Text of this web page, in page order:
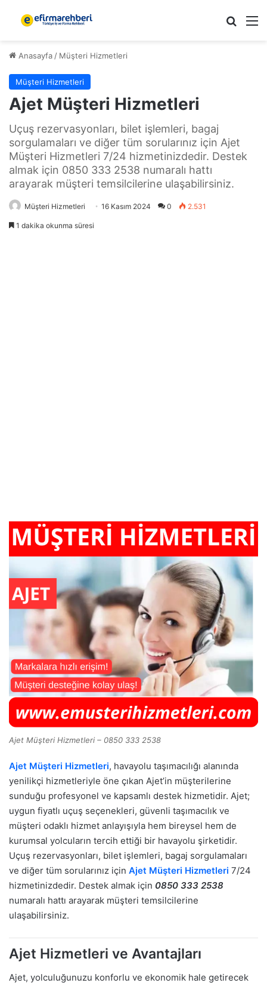
Anasayfa / Müşteri Hizmetleri
Müşteri Hizmetleri
Ajet Müşteri Hizmetleri
Uçuş rezervasyonları, bilet işlemleri, bagaj
sorgulamaları ve diğer tüm sorularınız için Ajet
Müşteri Hizmetleri 7/24 hizmetinizdedir. Destek
almak için 0850 333 2538 numaralı hattı
arayarak müşteri temsilcilerine ulaşabilirsiniz.
Müşteri Hizmetleri 16 Kasım 2024 0 2.531
1 dakika okunma süresi
Ajet Müşteri Hizmetleri – 0850 333 2538
Ajet Müşteri Hizmetleri, havayolu taşımacılığı alanında
yenilikçi hizmetleriyle öne çıkan Ajet’in müşterilerine
sunduğu profesyonel ve kapsamlı destek hizmetidir. Ajet;
uygun fiyatlı uçuş seçenekleri, güvenli taşımacılık ve
müşteri odaklı hizmet anlayışıyla hem bireysel hem de
kurumsal yolcuların tercih ettiği bir havayolu şirketidir.
Uçuş rezervasyonları, bilet işlemleri, bagaj sorgulamaları
ve diğer tüm sorularınız için Ajet Müşteri Hizmetleri 7/24
hizmetinizdedir. Destek almak için 0850 333 2538
numaralı hattı arayarak müşteri temsilcilerine
ulaşabilirsiniz.
Ajet Hizmetleri ve Avantajları
Ajet, yolculuğunuzu konforlu ve ekonomik hale getirecek